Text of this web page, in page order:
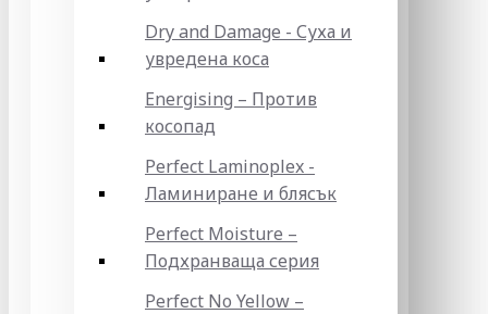
Dry and Damage - Суха и
увредена коса
Energising – Против
косопад
Perfect Laminoplex -
Ламиниране и блясък
Perfect Moisture –
Подхранваща серия
Perfect No Yellow –